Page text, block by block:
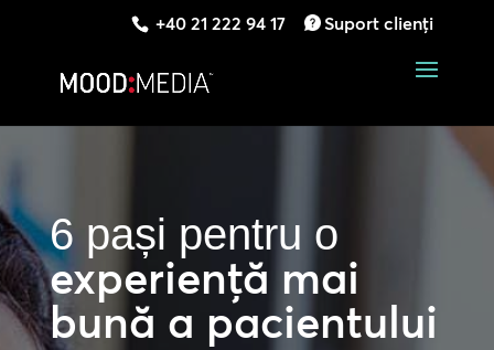
+40 21 222 94 17 Suport clienți
6 pași pentru o
experiență mai
bună a pacientului